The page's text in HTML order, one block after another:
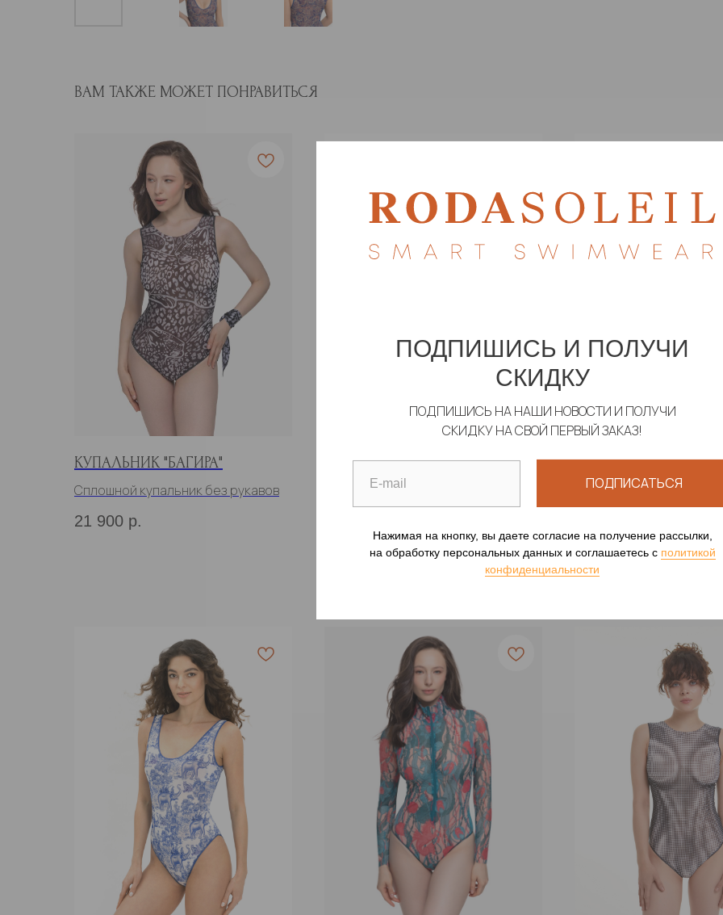
ВАМ ТАКЖЕ МОЖЕТ ПОНРАВИТЬСЯ
КУПАЛЬНИК "БАГИРА"
Сплошной купальник без рукавов
21 900 р.
КУПАЛЬНИК "ПСЕВДОЗЕБРА"
Сплошной купальник без рукавов
КУПАЛЬНИК
Сплошной купальник
ПОДПИШИСЬ И ПОЛУЧИ
СКИДКУ
ПОДПИШИСЬ НА НАШИ НОВОСТИ И ПОЛУЧИ
СКИДКУ НА СВОЙ ПЕРВЫЙ ЗАКАЗ!
ПОДПИСАТЬСЯ
Нажимая на кнопку, вы даете согласие на получение рассылки,
на обработку персональных данных и соглашаетесь c политикой
конфиденциальности